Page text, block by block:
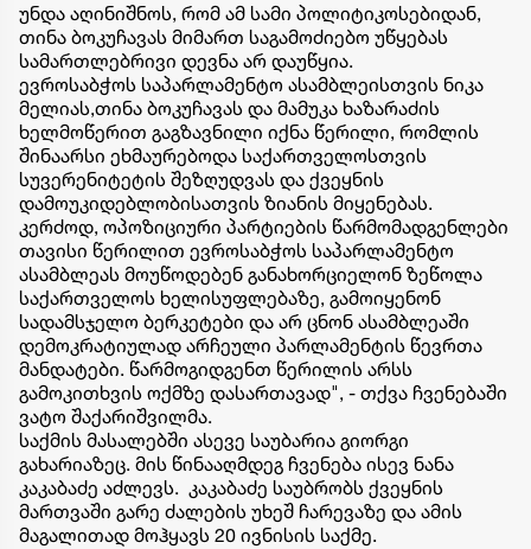
უნდა აღინიშნოს, რომ ამ სამი პოლიტიკოსებიდან,
თინა ბოკუჩავას მიმართ საგამოძიებო უწყებას
სამართლებრივი დევნა არ დაუწყია.
ევროსაბჭოს საპარლამენტო ასამბლეისთვის ნიკა
მელიას,თინა ბოკუჩავას და მამუკა ხაზარაძის
ხელმოწერით გაგზავნილი იქნა წერილი, რომლის
შინაარსი ეხმაურებოდა საქართველოსთვის
სუვერენიტეტის შეზღუდვას და ქვეყნის
დამოუკიდებლობისათვის ზიანის მიყენებას.
კერძოდ, ოპოზიციური პარტიების წარმომადგენლები
თავისი წერილით ევროსაბჭოს საპარლამენტო
ასამბლეას მოუწოდებენ განახორციელონ ზეწოლა
საქართველოს ხელისუფლებაზე, გამოიყენონ
სადამსჯელო ბერკეტები და არ ცნონ ასამბლეაში
დემოკრატიულად არჩეული პარლამენტის წევრთა
მანდატები. წარმოგიდგენთ წერილის არსს
გამოკითხვის ოქმზე დასართავად", - თქვა ჩვენებაში
ვატო შაქარიშვილმა.
საქმის მასალებში ასევე საუბარია გიორგი
გახარიაზეც. მის წინააღმდეგ ჩვენება ისევ ნანა
კაკაბაძე აძლევს. კაკაბაძე საუბრობს ქვეყნის
მართვაში გარე ძალების უხეშ ჩარევაზე და ამის
მაგალითად მოჰყავს 20 ივნისის საქმე.